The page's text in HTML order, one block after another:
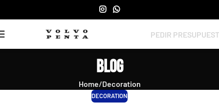
PEDIR
Blog
Home Decoration
DECORATION